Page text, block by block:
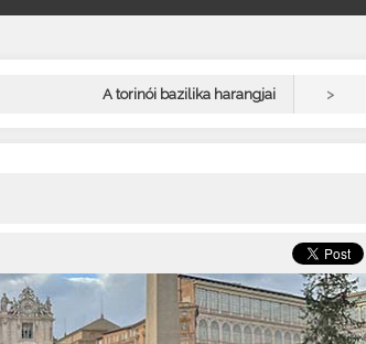
A torinói bazilika harangjai >